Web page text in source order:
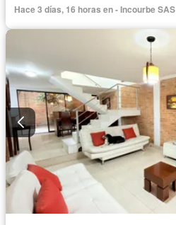
Hace 3 días, 16 horas en - Incourbe SAS